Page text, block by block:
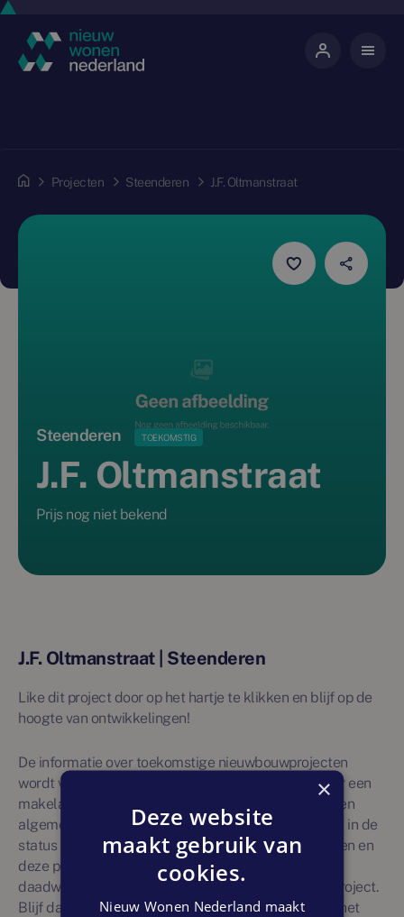
Projecten Steenderen J.F. Oltmanstraat
Steenderen TOEKOMSTIG
J.F. Oltmanstraat
Prijs nog niet bekend
J.F. Oltmanstraat | Steenderen
Like dit project door op het hartje te klikken en blijf op de
hoogte van ontwikkelingen!
De informatie over toekomstige nieuwbouwprojecten
wordt vanuit externe bronnen verkregen en niet door een
makelaar beheerd. Daarom wordt over deze projecten
algemene informatie gegeven. Nieuwbouwprojecten in de
status 'toekomstig' zijn onderhevig aan veranderingen en
deze projectvermelding is geen garantie voor
daadwerkelijke en ongewijzigde realisatie van het project.
Blijf daarom op de hoogte van ontwikkelingen door het
×
Deze website
maakt gebruik van
cookies.
Nieuw Wonen Nederland maakt